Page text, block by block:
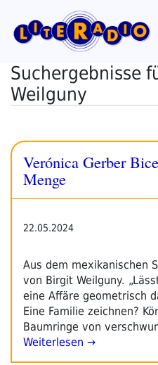
Inhalt
springen
Suchergebnisse
Weilguny
Verónica Gerber
Menge
22.05.2024
Aus dem mexikanischen
von Birgit Weilguny.
eine Affäre geometrisch
Eine Familie zeichnen?
Baumringe von
Weiterlesen →